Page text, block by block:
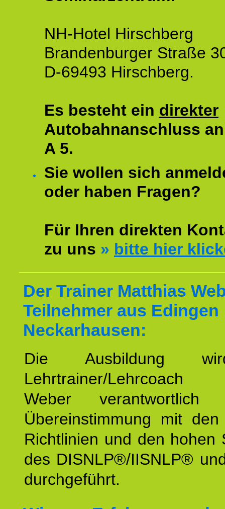
NH-Hotel Hirschberg
Brandenburger Straße
D-69493 Hirschberg.
Es besteht ein direkter
Autobahnanschluss
A 5.
Sie wollen sich
oder haben Fragen?
Für Ihren direkten
zu uns » bitte hier
Der Trainer Matthias
Teilnehmer aus Edingen
Neckarhausen:
Die Ausbildung
Lehrtrainer/Lehrcoach
Weber
Übereinstimmung mit den
Richtlinien und den hohen
des DISNLP®/IISNLP®
durchgeführt.